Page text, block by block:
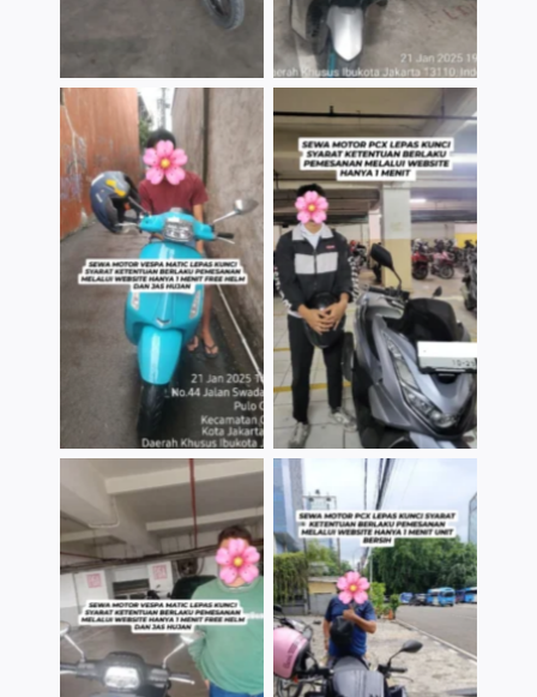
TNo Caption TNo Caption
TNo Caption TNo Caption